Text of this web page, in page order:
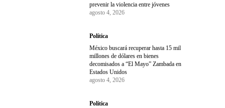
prevenir la violencia entre jóvenes
agosto 4, 2026
Política
México buscará recuperar hasta 15 mil
millones de dólares en bienes
decomisados a “El Mayo” Zambada en
Estados Unidos
agosto 4, 2026
Política